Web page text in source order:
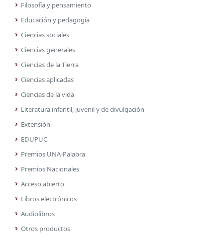
Filosofía y pensamiento
Educación y pedagogía
Ciencias sociales
Ciencias generales
Ciencias de la Tierra
Ciencias aplicadas
Ciencias de la vida
Literatura infantil, juvenil y de divulgación
Extensión
EDUPUC
Premios UNA-Palabra
Premios Nacionales
Acceso abierto
Libros electrónicos
Audiolibros
Otros productos